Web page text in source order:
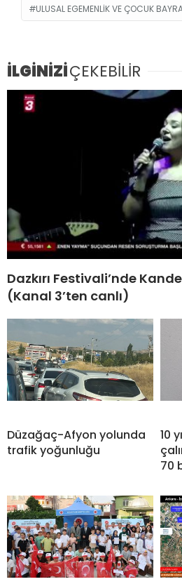
ULUSAL EGEMENLIK VE ÇOCUK
İLGİNİZİÇEKEBİLİR
Dazkırı Festivali’nde
(Kanal 3’ten canlı)
Düzağaç-Afyon yolunda
trafik yoğunluğu
10
70